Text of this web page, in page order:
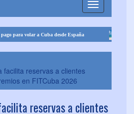
Toggle
navigation
volar a Cuba desde España Cuba
facilita reservas a clientes
en FITCuba 2026
reservas a clientes